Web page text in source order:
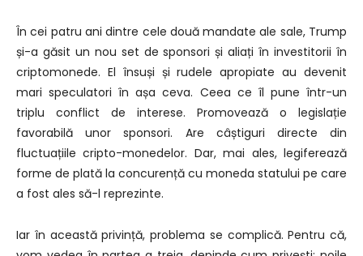
În cei patru ani dintre cele două mandate ale sale, Trump
și-a găsit un nou set de sponsori și aliați în investitorii în
criptomonede. El însuși și rudele apropiate au devenit
mari speculatori în așa ceva. Ceea ce îl pune într-un
triplu conflict de interese. Promovează o legislație
favorabilă unor sponsori. Are câștiguri directe din
fluctuațiile cripto-monedelor. Dar, mai ales, legiferează
forme de plată la concurență cu moneda statului pe care
a fost ales să-l reprezinte.
Iar în această privință, problema se complică. Pentru că,